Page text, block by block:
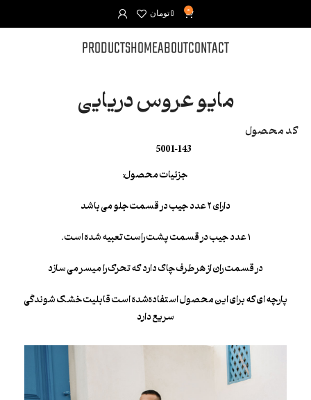
0
0 تومان
CONTACT
ABOUT
HOME
PRODUCTS
مایو عروس دریایی
کد محصول
5001-143
جزئیات محصول:
دارای ۲ عدد جیب در قسمت جلو می باشد
۱ عدد جیب در قسمت پشت راست تعبیه شده است .
در قسمت ران از هر طرف چاک دارد که تحرک را میسر می سازد
پارچه ای که برای این محصول استفاده‌شده است قابلیت خشک شوندگی
سریع دارد